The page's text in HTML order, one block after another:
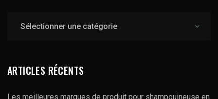
ARTICLES RÉCENTS
Les meilleures marques de produit pour shampouineuse en